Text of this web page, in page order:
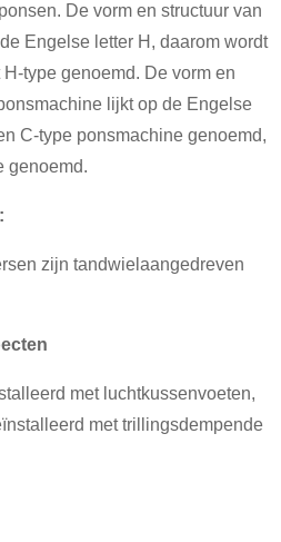
De vorm en structuur van
Engelse letter H, daarom wordt
type genoemd. De vorm en
lijkt op de Engelse
​​C-type ponsmachine genoemd,
genoemd.
zijn tandwielaangedreven
met luchtkussenvoeten,
met trillingsdempende